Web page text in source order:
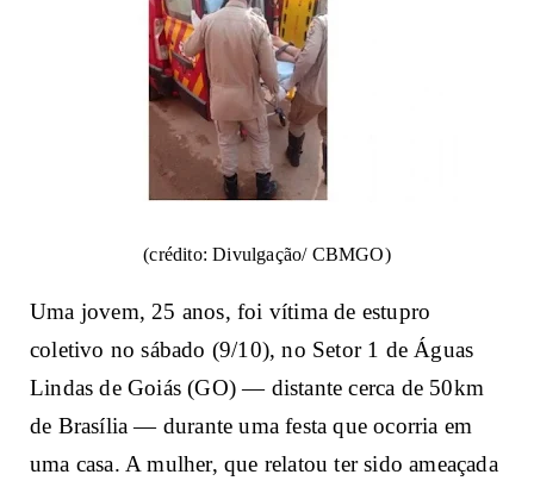
(crédito: Divulgação/ CBMGO)
Uma jovem, 25 anos, foi vítima de estupro
coletivo no sábado (9/10), no Setor 1 de Águas
Lindas de Goiás (GO) — distante cerca de 50km
de Brasília — durante uma festa que ocorria em
uma casa. A mulher, que relatou ter sido ameaçada